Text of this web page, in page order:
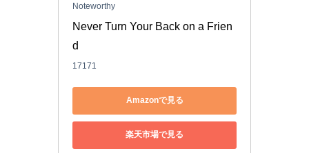
Noteworthy
Never Turn Your Back on a Frien
d
17171
Amazonで見る
楽天市場で見る